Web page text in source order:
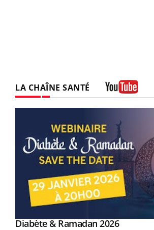
LA CHAÎNE SANTÉ
Youtube
Diabète & Ramadan 2026Youtube